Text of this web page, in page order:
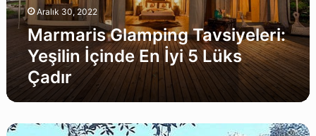
Lüks
Çadır
Aralık 30, 2022
Marmaris Glamping Tavsiyeleri:
Yeşilin İçinde En İyi 5 Lüks
Çadır
Datça